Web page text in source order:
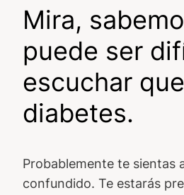
Mira,
puede ser
escuchar
diabetes.
Probablemente te sientas
confundido. Te estarás